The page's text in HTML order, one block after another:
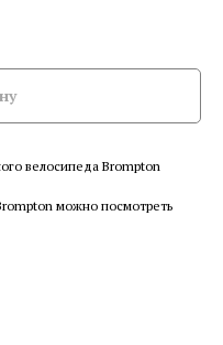
велосипеда Brompton
можно посмотреть